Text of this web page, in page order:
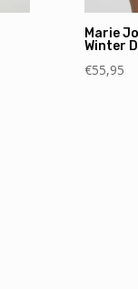
Marie
Winter
€55,95